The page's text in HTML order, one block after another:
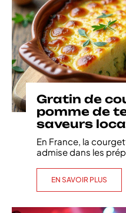
Gratin de
pomme de
saveurs
En France, la
admise dans les
EN SAVOIR PLUS